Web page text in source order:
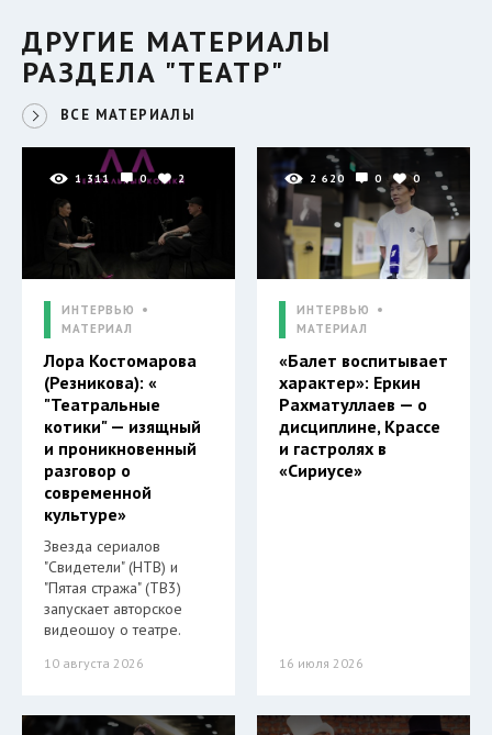
ДРУГИЕ МАТЕРИАЛЫ
РАЗДЕЛА "ТЕАТР"
ВСЕ МАТЕРИАЛЫ
1 311 0 2
ИНТЕРВЬЮ
МАТЕРИАЛ
Лора Костомарова
(Резникова): «
"Театральные
котики" — изящный
и проникновенный
разговор о
современной
культуре»
Звезда сериалов
"Свидетели" (НТВ) и
"Пятая стража" (ТВ3)
запускает авторское
видеошоу о театре.
10 августа 2026
2 620 0 0
ИНТЕРВЬЮ
МАТЕРИАЛ
«Балет воспитывает
характер»: Еркин
Рахматуллаев — о
дисциплине, Крассе
и гастролях в
«Сириусе»
16 июля 2026